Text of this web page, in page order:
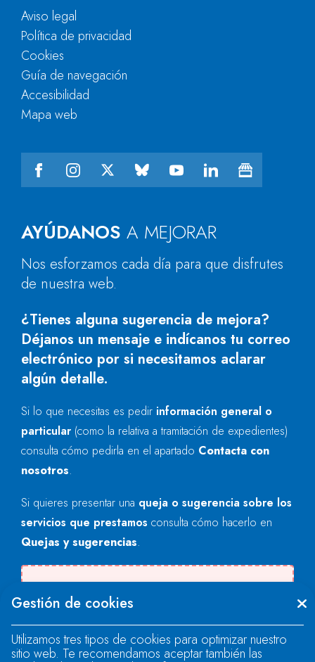
AYÚDANOS A MEJORAR
Nos esforzamos cada día para que disfrutes
de nuestra web.
¿Tienes alguna sugerencia de mejora?
Déjanos un mensaje e indícanos tu correo
electrónico por si necesitamos aclarar
algún detalle.
Si lo que necesitas es pedir información general o
particular (como la relativa a tramitación de expedientes)
consulta cómo pedirla en el apartado Contacta con
nosotros.
Si quieres presentar una queja o sugerencia sobre los
servicios que prestamos consulta cómo hacerlo en
Quejas y sugerencias.
"text".
Aviso legal
Política de privacidad
Cookies
Guía de navegación
Accesibilidad
Mapa web
Gestión de cookies
Utilizamos tres tipos de cookies para optimizar nuestro
sitio web. Te recomendamos aceptar también las